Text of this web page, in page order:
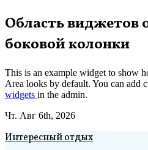
Перейти
к
содержимому
Область виджетов
боковой колонки
This is an example widget to show
Area looks by default. You can add
widgets in the admin.
Чт. Авг 6th, 2026
Интересный отдых